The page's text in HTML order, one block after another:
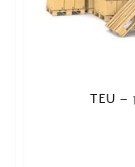
נפח של מכולה נמדד ביחידות ששמן TEU –